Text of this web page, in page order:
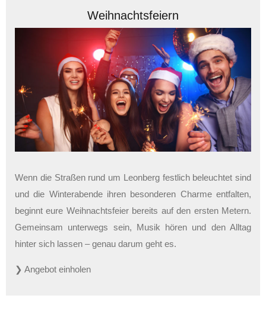
Weihnachtsfeiern
Wenn die Straßen rund um Leonberg festlich beleuchtet sind
und die Winterabende ihren besonderen Charme entfalten,
beginnt eure Weihnachtsfeier bereits auf den ersten Metern.
Gemeinsam unterwegs sein, Musik hören und den Alltag
hinter sich lassen – genau darum geht es.
❯ Angebot einholen